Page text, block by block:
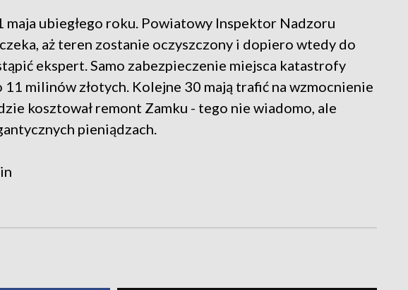
maja ubiegłego roku. Powiatowy Inspektor Nadzoru
aż teren zostanie oczyszczony i dopiero wtedy do
ekspert. Samo zabezpieczenie miejsca katastrofy
11 milinów złotych. Kolejne 30 mają trafić na wzmocnienie
kosztował remont Zamku - tego nie wiadomo, ale
pieniądzach.